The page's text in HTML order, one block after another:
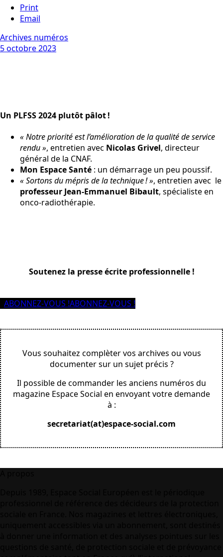
Print
Email
Archives numéros
5 octobre 2023
Un PLFSS 2024 plutôt pâlot !
« Notre priorité est l’amélioration de la qualité de service
rendu », entretien avec Nicolas Grivel, directeur
général de la CNAF.
Mon Espace Santé : un démarrage un peu poussif.
« Sortons du mépris de la technique ! », entretien avec le
professeur Jean-Emmanuel Bibault, spécialiste en
onco-radiothérapie.
Soutenez la presse écrite professionnelle !
ABONNEZ-VOUS !ABONNEZ-VOUS !
Vous souhaitez complèter vos archives ou vous
documenter sur un sujet précis ?
Il possible de commander les anciens numéros du
magazine Espace Social en envoyant votre demande
à :
secretariat(at)espace-social.com